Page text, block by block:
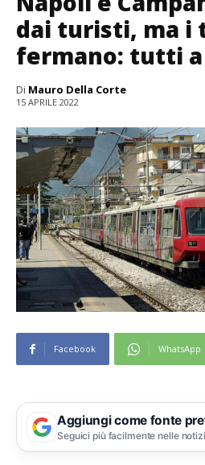
dai turisti, ma i
fermano: tutti
Di Mauro Della Corte
15 APRILE 2022
Facebook WhatsApp
Aggiungi come fonte
Seguici più facilmente nelle